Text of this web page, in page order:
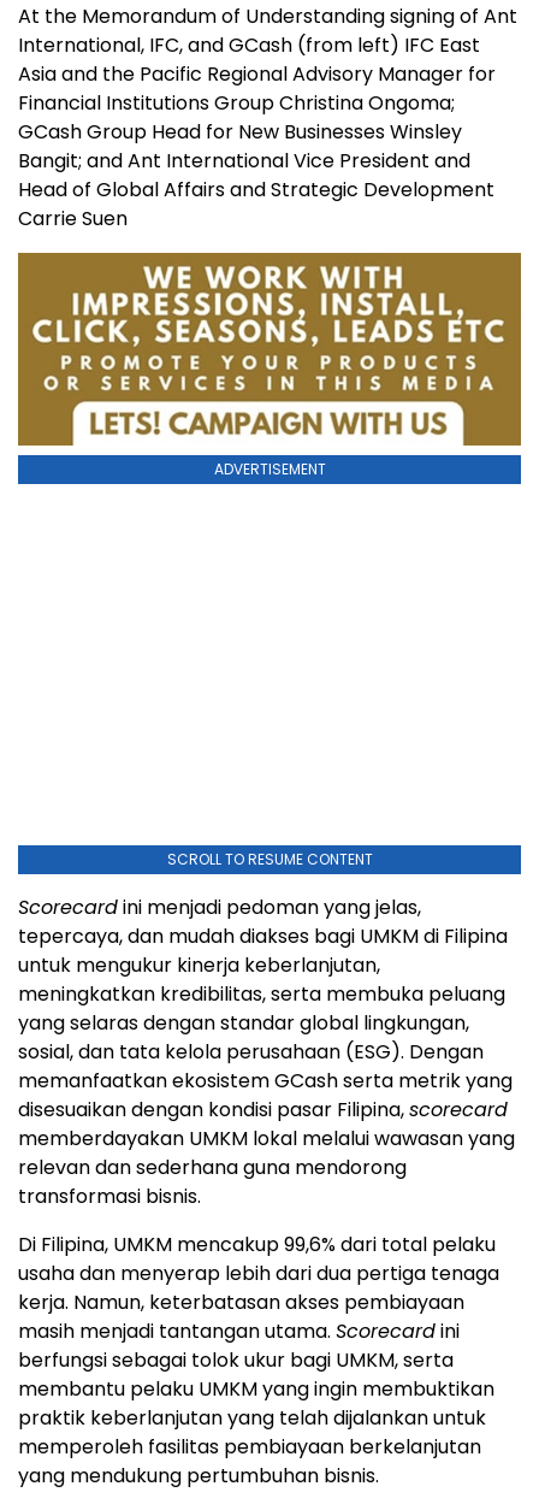
At the Memorandum of Understanding signing of Ant
International, IFC, and GCash (from left) IFC East
Asia and the Pacific Regional Advisory Manager for
Financial Institutions Group Christina Ongoma;
GCash Group Head for New Businesses Winsley
Bangit; and Ant International Vice President and
Head of Global Affairs and Strategic Development
Carrie Suen
ADVERTISEMENT
SCROLL TO RESUME CONTENT
Scorecardini menjadi pedoman yang jelas,
tepercaya, dan mudah diakses bagi UMKM di Filipina
untuk mengukur kinerja keberlanjutan,
meningkatkan kredibilitas, serta membuka peluang
yang selaras dengan standar global lingkungan,
sosial, dan tata kelola perusahaan (ESG). Dengan
memanfaatkan ekosistem GCash serta metrik yang
disesuaikan dengan kondisi pasar Filipina,scorecard
memberdayakan UMKM lokal melalui wawasan yang
relevan dan sederhana guna mendorong
transformasi bisnis.
Di Filipina, UMKM mencakup 99,6% dari total pelaku
usaha dan menyerap lebih dari dua pertiga tenaga
kerja. Namun, keterbatasan akses pembiayaan
masih menjadi tantangan utama. Scorecardini
berfungsi sebagai tolok ukur bagi UMKM, serta
membantu pelaku UMKM yang ingin membuktikan
praktik keberlanjutan yang telah dijalankan untuk
memperoleh fasilitas pembiayaan berkelanjutan
yang mendukung pertumbuhan bisnis.